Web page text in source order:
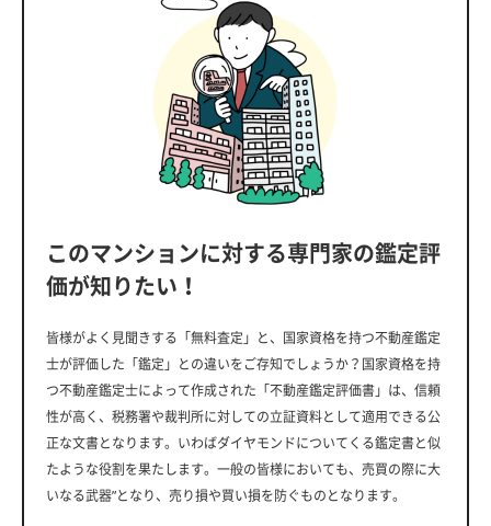
このマンションに対する専門家の鑑定評
価が知りたい！
皆様がよく見聞きする「無料査定」と、国家資格を持つ不動産鑑定
士が評価した「鑑定」との違いをご存知でしょうか？国家資格を持
つ不動産鑑定士によって作成された「不動産鑑定評価書」は、信頼
性が高く、税務署や裁判所に対しての立証資料として適用できる公
正な文書となります。いわばダイヤモンドについてくる鑑定書と似
たような役割を果たします。一般の皆様においても、売買の際に大
いなる武器”となり、売り損や買い損を防ぐものとなります。